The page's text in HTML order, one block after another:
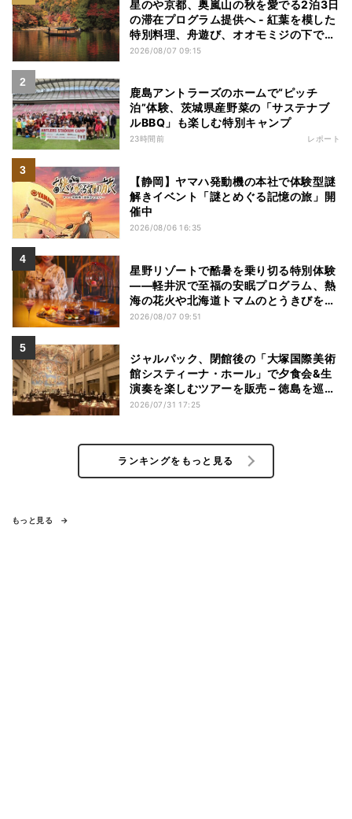
星のや京都、奥嵐山の秋を愛でる2泊3日
の滞在プログラム提供へ - 紅葉を模した
特別料理、舟遊び、オオモミジの下でお
こなう深呼吸など
2026/08/07 09:15
鹿島アントラーズのホームで“ピッチ
泊”体験、茨城県産野菜の「サステナブ
ルBBQ」も楽しむ特別キャンプ
23時間前 レポート
【静岡】ヤマハ発動機の本社で体験型謎
解きイベント「謎とめぐる記憶の旅」開
催中
2026/08/06 16:35
星野リゾートで酷暑を乗り切る特別体験
——軽井沢で至福の安眠プログラム、熱
海の花火や北海道トマムのとうきびを主
役にしたアフタヌーンティー
2026/08/07 09:51
ジャルパック、閉館後の「大塚国際美術
館システィーナ・ホール」で夕食会&生
演奏を楽しむツアーを販売 – 徳島を巡る
5つのコース
2026/07/31 17:25
ランキングをもっと見る
もっと見る